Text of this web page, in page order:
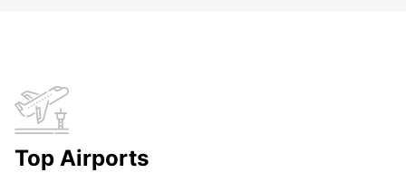
Top Airports